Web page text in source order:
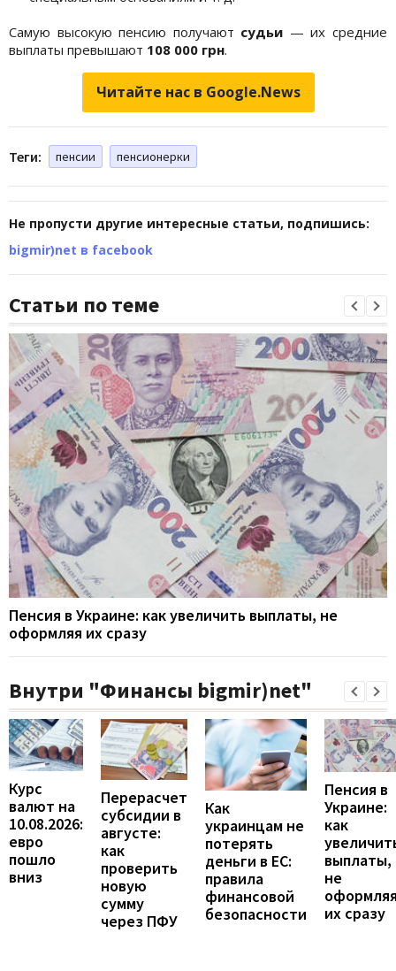
Самую высокую пенсию получают судьи — их средние
выплаты превышают 108 000 грн.
Читайте нас в Google.News
Теги: пенсии пенсионерки
Не пропусти другие интересные статьи, подпишись:
bigmir)net в facebook
Статьи по теме
Пенсия в Украине: как увеличить выплаты, не
оформляя их сразу
Внутри "Финансы bigmir)net"
Курс
валют на
10.08.2026:
евро
пошло
вниз
Перерасчет
субсидии в
августе:
как
проверить
новую
сумму
через ПФУ
Как
украинцам не
потерять
деньги в ЕС:
правила
финансовой
безопасности
Пенсия в
Украине:
как
выплаты,
не
их сразу